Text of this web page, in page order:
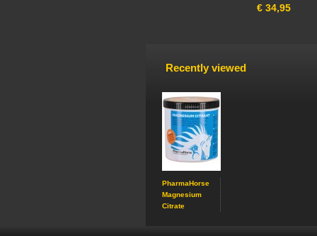
€ 34,95
Recently viewed
PharmaHorse
Magnesium
Citrate